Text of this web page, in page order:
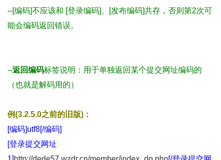
--[编码]不应该和 [登录编码]、[发布编码]共存，否则第2次可
能会编码返回错误。
--返回编码标签说明：用于单独返回某个提交网址编码的
（也就是解码用的）
例(3.2.5.0之前的旧版)：
[编码]utf8[/编码]
[登录提交网址